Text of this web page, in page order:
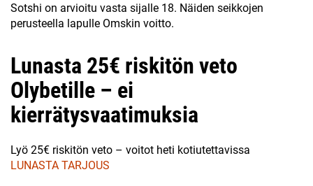
Sotshi on arvioitu vasta sijalle 18. Näiden seikkojen
perusteella lapulle Omskin voitto.
Lunasta 25€ riskitön veto
Olybetille – ei
kierrätysvaatimuksia
Lyö 25€ riskitön veto – voitot heti kotiutettavissa
LUNASTA TARJOUS